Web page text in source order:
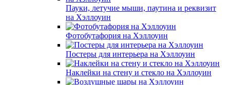
Пауки, летучие мыши, паутина и реквизит
на Хэллоуин
Фотобутафория на Хэллоуин
Постеры для интерьера на Хэллоуин
Наклейки на стену и стекло на Хэллоуин